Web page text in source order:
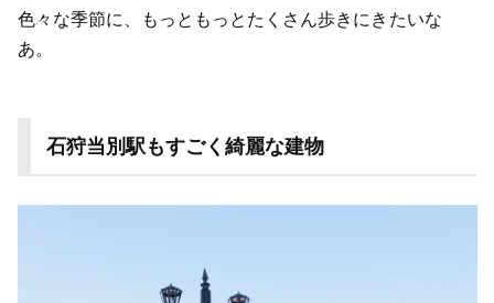
色々な季節に、もっともっとたくさん歩きにきたいな
あ。
石狩当別駅もすごく綺麗な建物